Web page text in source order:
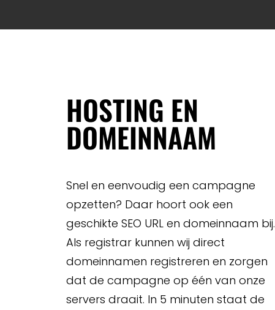
HOSTING EN
DOMEINNAAM
Snel en eenvoudig een campagne
opzetten? Daar hoort ook een
geschikte SEO URL en domeinnaam bij.
Als registrar kunnen wij direct
domeinnamen registreren en zorgen
dat de campagne op één van onze
servers draait. In 5 minuten staat de